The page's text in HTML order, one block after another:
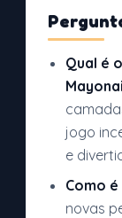
Qual é
jogo
e
Como
novas